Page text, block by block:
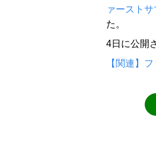
ァースト
た。
4日に公開
【関連】